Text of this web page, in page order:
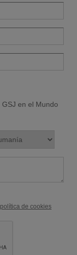
GSJ en el Mundo
política de cookies